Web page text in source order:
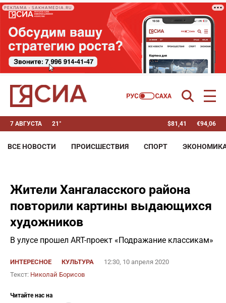
РЕКЛАМА • SAKHAMEDIA.RU
7 АВГУСТА 21° $81,41 €94,06
ВСЕ НОВОСТИ ПРОИСШЕСТВИЯ СПОРТ
Жители Хангаласского района
повторили картины выдающихся
художников
В улусе прошел ART-проект «Подражание классикам»
ИНТЕРЕСНОЕ КУЛЬТУРА
12:30, 10 апреля 2020
Текст: Николай Борисов
Читайте нас на